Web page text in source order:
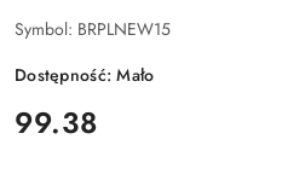
Symbol: BRPLNEW15
Dostępność:Mało
cena:
99.38